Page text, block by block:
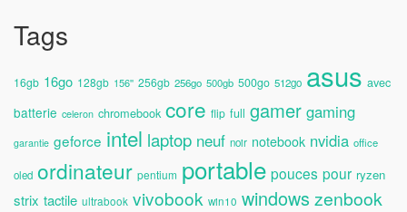
Tags
16gb 16go 128gb 156'' 256gb 256go 500gb 500go 512go asus avec
batterie celeron chromebook core flip full gamer gaming
garantie geforce intel laptop neuf noir notebook nvidia office
oled ordinateur pentium portable pouces pour ryzen
strix tactile ultrabook vivobook win10 windows zenbook